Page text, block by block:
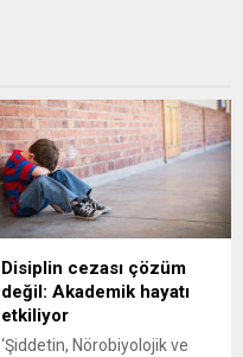
Disiplin cezası çözüm
değil: Akademik hayatı
etkiliyor
‘Şiddetin, Nörobiyolojik ve